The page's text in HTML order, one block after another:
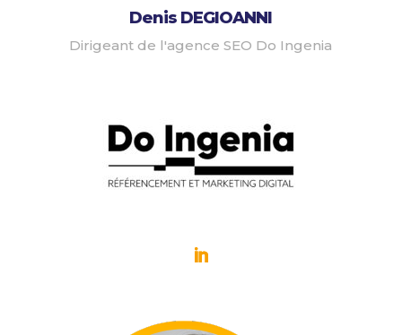
Denis DEGIOANNI
Dirigeant de l'agence SEO Do Ingenia